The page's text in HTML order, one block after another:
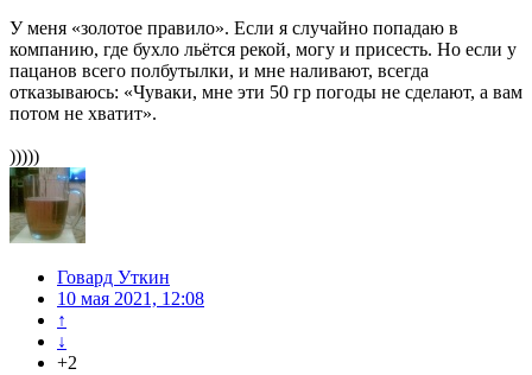
У меня «золотое правило». Если я случайно попадаю в
компанию, где бухло льётся рекой, могу и присесть. Но если у
пацанов всего полбутылки, и мне наливают, всегда
отказываюсь: «Чуваки, мне эти 50 гр погоды не сделают, а вам
потом не хватит».
)))))
Говард Уткин
10 мая 2021, 12:08
↑
↓
+2